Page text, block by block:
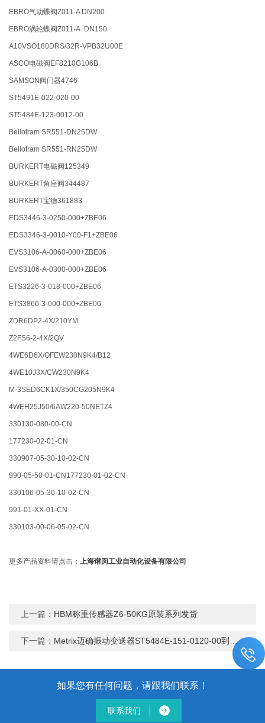
EBRO气动蝶阀Z011-A DN200
EBRO涡轮蝶阀Z011-A DN150
A10VSO180DRS/32R-VPB32U00E
ASCO电磁阀EF8210G106B
SAMSON阀门器4746
ST5491E-022-020-00
ST5484E-123-0012-00
Bellofram SR551-DN25DW
Bellofram SR551-RN25DW
BURKERT电磁阀125349
BURKERT角座阀344487
BURKERT宝德361883
EDS3446-3-0250-000+ZBE06
EDS3346-3-0010-Y00-F1+ZBE06
EVS3106-A-0060-000+ZBE06
EVS3106-A-0300-000+ZBE06
ETS3226-3-018-000+ZBE06
ETS3866-3-000-000+ZBE06
ZDR6DP2-4X/210YM
Z2FS6-2-4X/2QV
4WE6D6X/OFEW230N9K4/B12
4WE10J3X/CW230N9K4
M-3SED6CK1X/350CG205N9K4
4WEH25J50/6AW220-50NETZ4
330130-080-00-CN
177230-02-01-CN
330907-05-30-10-02-CN
990-05-50-01-CN177230-01-02-CN
330106-05-30-10-02-CN
991-01-XX-01-CN
330103-00-06-05-02-CN
更多产品资料请点击：上海谱闵工业自动化设备有限公司
上一篇： HBM称重传感器Z6-50KG原装系列发货
下一篇： Metrix迈确振动变送器ST5484E-151-0120-00到货发货
如果您有任何问题，请跟我们联系！
联系我们